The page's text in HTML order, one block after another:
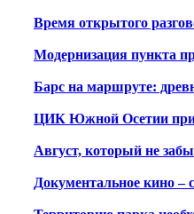
Время открытого
Модернизация пункта
Барс на маршруте:
ЦИК Южной Осетии
Август, который не
Документальное кино